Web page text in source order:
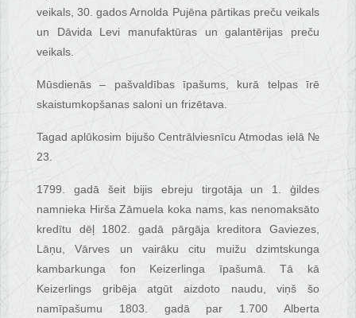
veikals, 30. gados Arnolda Pujēna pārtikas preču veikals
un Dāvida Levi manufaktūras un galantērijas preču
veikals.
Mūsdienās – pašvaldības īpašums, kurā telpas īrē
skaistumkopšanas saloni un frizētava.
Tagad aplūkosim bijušo Centrālviesnīcu Atmodas ielā №
23.
1799. gadā šeit bijis ebreju tirgotāja un 1. ģildes
namnieka Hirša Zāmuela koka nams, kas nenomaksāto
kredītu dēļ 1802. gadā pārgāja kreditora Gaviezes,
Lāņu, Vārves un vairāku citu muižu dzimtskunga
kambarkunga fon Keizerlinga īpašumā. Tā kā
Keizerlings gribēja atgūt aizdoto naudu, viņš šo
namīpašumu 1803. gadā par 1.700 Alberta